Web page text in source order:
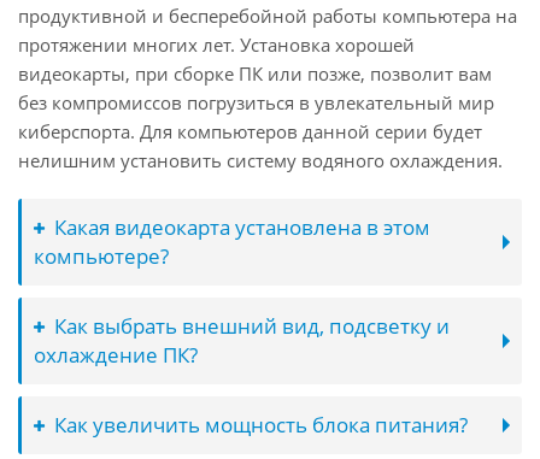
продуктивной и бесперебойной работы компьютера на
протяжении многих лет. Установка хорошей
видеокарты, при сборке ПК или позже, позволит вам
без компромиссов погрузиться в увлекательный мир
киберспорта. Для компьютеров данной серии будет
нелишним установить систему водяного охлаждения.
Какая видеокарта установлена в этом
компьютере?
Как выбрать внешний вид, подсветку и
охлаждение ПК?
Как увеличить мощность блока питания?